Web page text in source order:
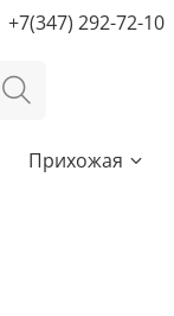
+7(347) 292-72-10
Прихожая